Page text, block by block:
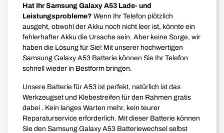
Hat Ihr Samsung Galaxy A53 Lade- und
Leistungsprobleme? Wenn Ihr Telefon plötzlich
ausgeht, obwohl der Akku noch nicht leer ist, könnte ein
fehlerhafter Akku die Ursache sein. Aber keine Sorge, wir
haben die Lösung für Sie! Mit unserer hochwertigen
Samsung Galaxy A53 Batterie können Sie Ihr Telefon
schnell wieder in Bestform bringen.
Unsere Batterie für A53 ist perfekt, natürlich ist das
Werkzeugset und Klebestreifen für den Rahmen gratis
dabei . Kein langes Warten mehr, kein teurer
Reparaturservice erforderlich. Mit dieser Batterie können
Sie den Samsung Galaxy A53 Batteriewechsel selbst